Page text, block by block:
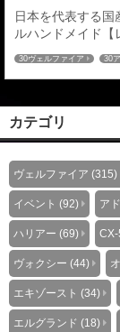
日本を代表する
ルハンドメイド
鞣し（なめし）に
い風合いをお楽し
を発売させていた
８９６通り。 革
30ヴェルファイア 30
80ハリアー
カテゴリ
ヴェルファイア (315)
イベント (92) ア
ハリアー (69)
ヴォクシー (44)
エキゾースト (34)
エルグランド (18)